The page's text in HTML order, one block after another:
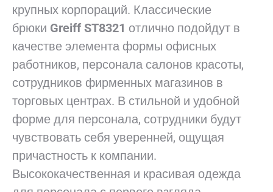
крупных корпораций. Классические
брюки Greiff ST8321 отлично подойдут в
качестве элемента формы офисных
работников, персонала салонов красоты,
сотрудников фирменных магазинов в
торговых центрах. В стильной и удобной
форме для персонала, сотрудники будут
чувствовать себя уверенней, ощущая
причастность к компании.
Высококачественная и красивая одежда